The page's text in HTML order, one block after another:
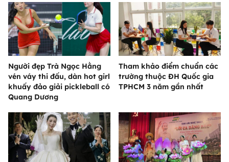
Người đẹp Trà Ngọc Hằng
vén váy thi đấu, dàn hot girl
khuấy đảo giải pickleball có
Quang Dương
Tham khảo điểm chuẩn các
trường thuộc ĐH Quốc gia
TPHCM 3 năm gần nhất